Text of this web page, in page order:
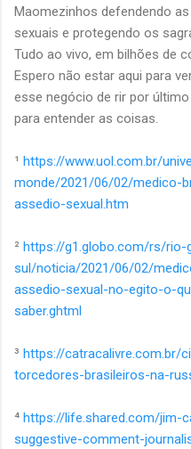
Maomezinhos defendendo
sexuais e protegendo os
Tudo ao vivo, em bilhões de
Espero não estar aqui para
esse negócio de rir por
para entender as coisas.
¹ https://www.uol.com.br/
monde/2021/06/02/medico-
assedio-sexual.htm
² https://g1.globo.com/rs/rio-
sul/noticia/2021/06/02/
assedio-sexual-no-egito-o-
saber.ghtml
³ https://catracalivre.com.br/
torcedores-brasileiros-na-
⁴ https://life.shared.com/jim-
suggestive-comment-